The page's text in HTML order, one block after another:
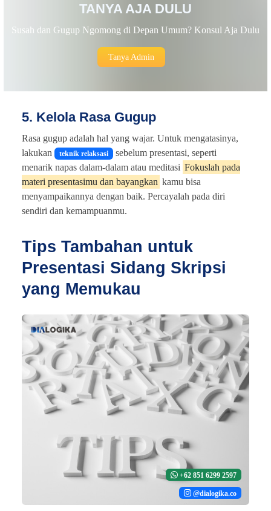
TANYA AJA DULU
Susah dan Gugup Ngomong di Depan Umum? Konsul Aja Dulu
Tanya Admin
5. Kelola Rasa Gugup
Rasa gugup adalah hal yang wajar. Untuk mengatasinya,
lakukan
teknik relaksasi sebelum presentasi, seperti
menarik napas dalam-dalam atau meditasi Fokuslah pada
materi presentasimu dan bayangkan kamu bisa
menyampaikannya dengan baik. Percayalah pada diri
sendiri dan kemampuanmu.
Tips Tambahan untuk
Presentasi Sidang Skripsi
yang Memukau
+62 851 6299 2597
@dialogika.co